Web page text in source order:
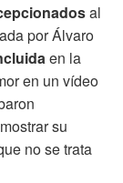
al
por Álvaro
en la
en un vídeo
su
no se trata